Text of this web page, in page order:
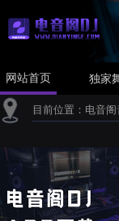
网站首页 独家
目前位置： 电音阁